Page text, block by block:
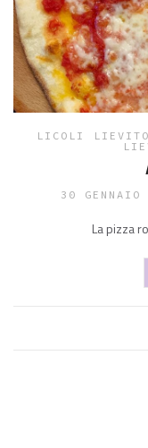
LICOLI
30 GENNAIO
La pizza